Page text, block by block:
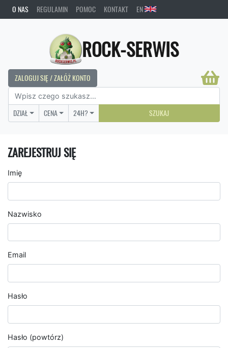
O NAS REGULAMIN POMOC KONTAKT EN
ROCK-SERWIS
ZALOGUJ SIĘ / ZAŁÓŻ KONTO
DZIAŁ CENA 24H? SZUKAJ
ZAREJESTRUJ SIĘ
Imię
Nazwisko
Email
Hasło
Hasło (powtórz)